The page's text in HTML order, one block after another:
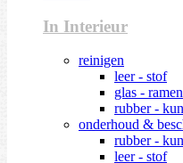
In Interieur
reinigen
leer - stof
glas - ramen
rubber -
onderhoud &
rubber -
leer - stof